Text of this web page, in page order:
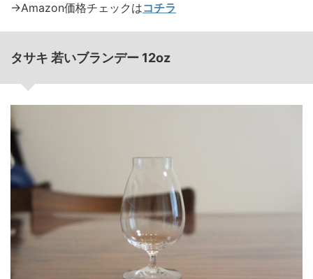
→Amazon価格チェックはコチラ
タサキ 若いブランデー 12oz